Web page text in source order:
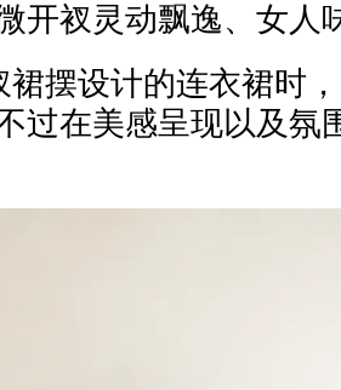
开衩灵动飘逸、女人
裙摆设计的连衣裙时
过在美感呈现以及氛